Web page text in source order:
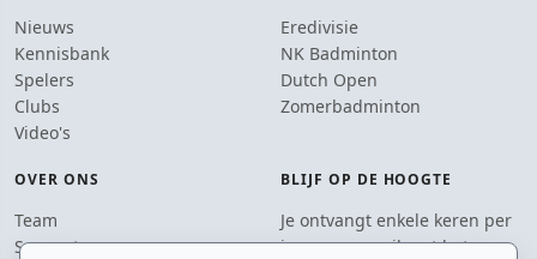
Nieuws
Kennisbank
Spelers
Clubs
Video's
Eredivisie
NK Badminton
Dutch Open
Zomerbadminton
OVER ONS
Team
Supporters
BLIJF OP DE HOOGTE
Je ontvangt enkele keren per
jaar een e-mail met het